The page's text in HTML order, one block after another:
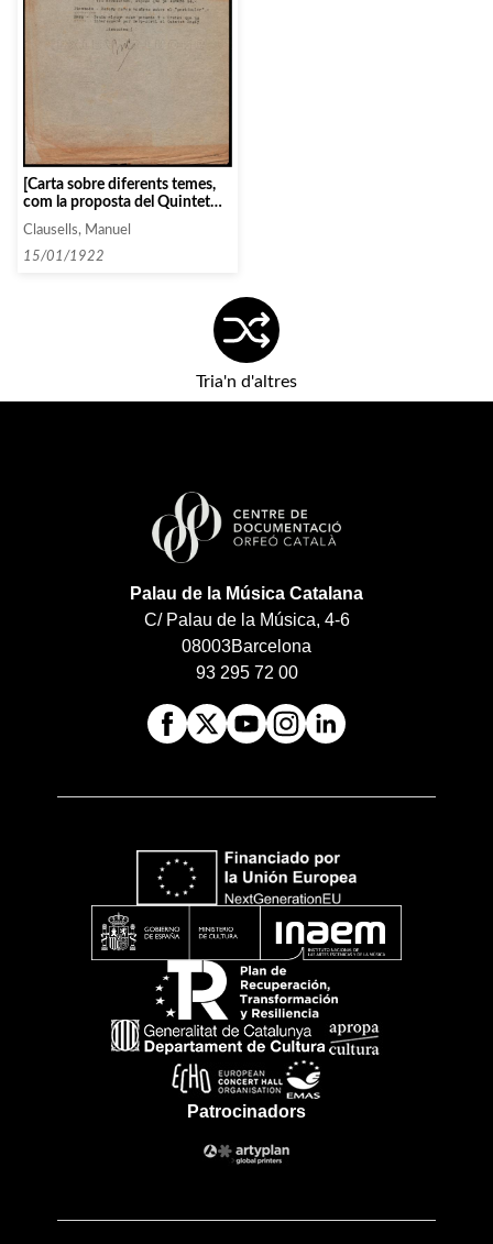
[Carta sobre diferents temes,
com la proposta del Quintet
abril o el dossier amb les
primeres cartes de l’associació]
Clausells, Manuel
15/01/1922
Tria'n d'altres
Palau de la Música Catalana
C/ Palau de la Música, 4-6
08003Barcelona
93 295 72 00
Patrocinadors